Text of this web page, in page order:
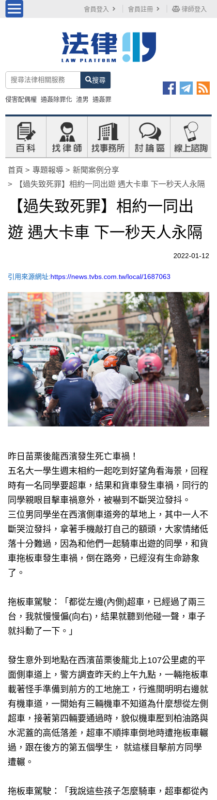
會員登入 會員註冊 律師登入
搜尋
侵害配偶權 通姦除罪化 渣男 通姦罪
首頁 專題報導
新聞案例分享
【過失致死罪】相約一同出遊 遇大卡車 下一秒天人永隔
【過失致死罪】相約一同出
遊 遇大卡車 下一秒天人永隔
2022-01-12
引用來源網址:https://news.tvbs.com.tw/local/1687063
昨日苗栗後龍西濱發生死亡車禍！
五名大一學生週末相約一起吃到好望角看海景，回程
時有一名同學要超車，結果和貨車發生車禍，同行的
同學親眼目擊車禍意外，被嚇到不斷哭泣發抖。
三位男同學坐在西濱側車道旁的草地上，其中一人不
斷哭泣發抖，拿著手機敲打自己的額頭，大家情緒低
落十分難過，因為和他們一起騎車出遊的同學，和貨
車拖板車發生車禍，倒在路旁，已經沒有生命跡象
了。
拖板車駕駛：「都從左邊(內側)超車，已經過了兩三
台，我就慢慢偏(向右)，結果就聽到他碰一聲，車子
就抖動了一下。」
發生意外到地點在西濱苗栗後龍北上107公里處的平
面側車道上，警方調查昨天約上午九點，一輛拖板車
載著怪手準備到前方的工地施工，行進間明明右邊就
有機車道，一開始有三輛機車不知道為什麼想從左側
超車，接著第四輛要通過時，貌似機車壓到柏油路與
水泥蓋的高低落差，超車不順摔車倒地時遭拖板車輾
過，跟在後方的第五個學生， 就這樣目擊前方同學
遭輾。
拖板車駕駛：「我說這些孩子怎麼騎車，超車都從內